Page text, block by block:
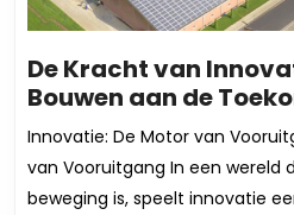
De Kracht van
Bouwen aan de
Innovatie: De Motor van
van Vooruitgang In een wereld
beweging is, speelt innovatie